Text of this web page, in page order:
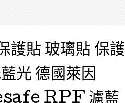
護貼 玻璃貼 保護
光 德國萊因